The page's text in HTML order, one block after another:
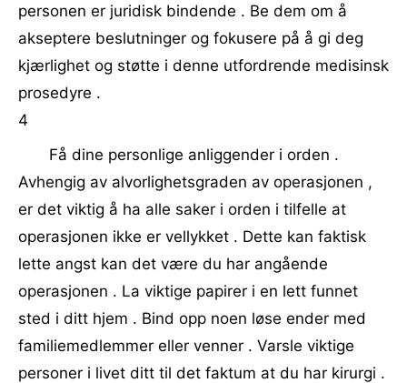
personen er juridisk bindende . Be dem om å
akseptere beslutninger og fokusere på å gi deg
kjærlighet og støtte i denne utfordrende medisinsk
prosedyre .
4
Få dine personlige anliggender i orden .
Avhengig av alvorlighetsgraden av operasjonen ,
er det viktig å ha alle saker i orden i tilfelle at
operasjonen ikke er vellykket . Dette kan faktisk
lette angst kan det være du har angående
operasjonen . La viktige papirer i en lett funnet
sted i ditt hjem . Bind opp noen løse ender med
familiemedlemmer eller venner . Varsle viktige
personer i livet ditt til det faktum at du har kirurgi .